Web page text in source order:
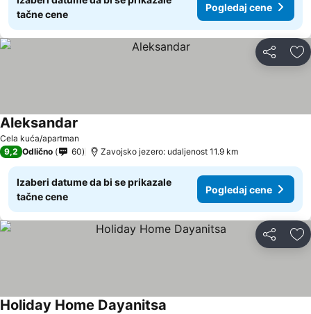
tačne cene
Pogledaj cene
Deli
Cela kuća/apartman
Aleksandar
9,2 Odlično 60 Zavojsko jezero: udaljenost 11.9 km
Izaberi datume da bi se prikazale
tačne cene
Pogledaj cene
Deli
Holiday Home Dayanitsa